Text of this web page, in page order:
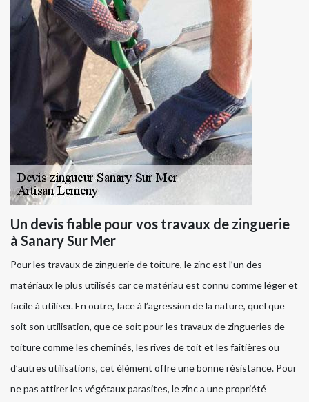
Un devis fiable pour vos travaux de zinguerie
à Sanary Sur Mer
Pour les travaux de zinguerie de toiture, le zinc est l’un des
matériaux le plus utilisés car ce matériau est connu comme léger et
facile à utiliser. En outre, face à l’agression de la nature, quel que
soit son utilisation, que ce soit pour les travaux de zingueries de
toiture comme les cheminés, les rives de toit et les faîtières ou
d’autres utilisations, cet élément offre une bonne résistance. Pour
ne pas attirer les végétaux parasites, le zinc a une propriété